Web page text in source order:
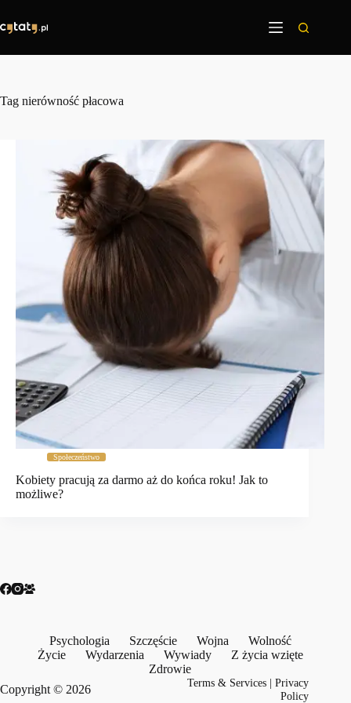
treści
Tag nierówność płacowa
Społeczeństwo
Kobiety pracują za darmo aż do końca roku! Jak to
możliwe?
Psychologia Szczęście Wojna
Wolność
Życie
Wydarzenia Wywiady
Z życia wzięte
Zdrowie
Copyright © 2026
Terms & Services |Privacy
Policy